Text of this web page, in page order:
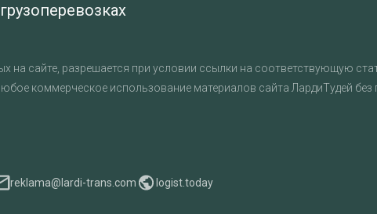
сайте, разрешается при условии ссылки на соответствующую
коммерческое использование материалов сайта ЛардиТудей
reklama@lardi-trans.com logist.today